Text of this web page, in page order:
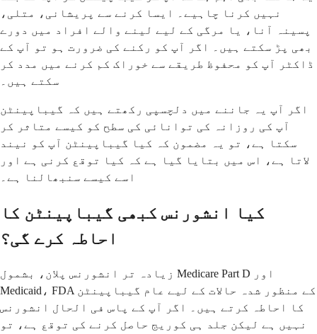
نہیں کرنا چاہیے۔ ایسا کرنے سے پریشانی، متلی،
پسینہ آنا، یا مرگی کے لیے لینے والے افراد میں دورے
بھی پڑ سکتے ہیں۔ اگر آپ کو رکنے کی ضرورت ہو تو آپ کے
ڈاکٹر آپ کو محفوظ طریقے سے خوراک کم کرنے میں مدد کر
سکتے ہیں۔
اگر آپ یہ جاننے میں دلچسپی رکھتے ہیں کہ گیباپینٹن
آپ کی روزانہ کی توانائی کی سطح کو کیسے متاثر کر
سکتا ہے، تو یہ مضمون کہ کیا گیباپینٹن آپ کو نیند
لاتا ہے، اس میں بتایا گیا ہے کہ کیا توقع کرنی ہے اور
اسے کیسے سنبھالنا ہے۔
کیا انشورنس کبھی گیباپینٹن کا
احاطہ کرے گی؟
زیادہ تر انشورنس پلان، بشمول Medicare Part D اور
Medicaid، FDA کے منظور شدہ حالات کے لیے عام گیباپینٹن
کا احاطہ کرتے ہیں۔ اگر آپ کے پاس فی الحال انشورنس
نہیں ہے لیکن جلد ہی کوریج حاصل کرنے کی توقع ہے، تو